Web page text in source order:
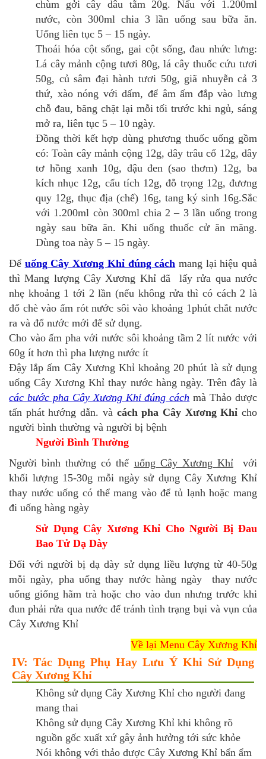
chùm gởi cây dâu tằm 20g. Nấu với 1.200ml
nước, còn 300ml chia 3 lần uống sau bữa ăn.
Uống liên tục 5 – 15 ngày.
Thoái hóa cột sống, gai cột sống, đau nhức lưng:
Lá cây mảnh cộng tươi 80g, lá cây thuốc cứu tươi
50g, củ sâm đại hành tươi 50g, giã nhuyễn cả 3
thứ, xào nóng với dấm, để âm ấm đắp vào lưng
chỗ đau, băng chặt lại mỗi tối trước khi ngủ, sáng
mở ra, liên tục 5 – 10 ngày.
Đồng thời kết hợp dùng phương thuốc uống gồm
có: Toàn cây mảnh cộng 12g, dây trâu cổ 12g, dây
tơ hồng xanh 10g, đậu đen (sao thơm) 12g, ba
kích nhục 12g, cẩu tích 12g, đỗ trọng 12g, đương
quy 12g, thục địa (chế) 16g, tang ký sinh 16g.Sắc
với 1.200ml còn 300ml chia 2 – 3 lần uống trong
ngày sau bữa ăn. Khi uống thuốc cử ăn măng.
Dùng toa này 5 – 15 ngày.
Để uống Cây Xương Khỉ đúng cách mang lại hiệu quả
thì Mang lượng Cây Xương Khỉ đã lấy rửa qua nước
nhẹ khoảng 1 tới 2 lần (nếu không rửa thì có cách 2 là
đổ chè vào ấm rót nước sôi vào khoảng 1phút chắt nước
ra và đổ nước mới để sử dụng.
Cho vào ấm pha với nước sôi khoảng tầm 2 lít nước với
60g ít hơn thì pha lượng nước ít
Đậy lắp ấm Cây Xương Khỉ khoảng 20 phút là sử dụng
uống Cây Xương Khỉ thay nước hàng ngày. Trên đây là
các bước pha Cây Xương Khỉ đúng cách mà Thảo dược
tấn phát hướng dẫn. và cách pha Cây Xương Khỉ cho
người bình thường và người bị bệnh
Người Bình Thường
Người bình thường có thể uống Cây Xương Khỉ với
khối lượng 15-30g mỗi ngày sử dụng Cây Xương Khỉ
thay nước uống có thể mang vào để tủ lạnh hoặc mang
đi uống hàng ngày
Sử Dụng Cây Xương Khỉ Cho Người Bị Đau
Bao Tử Dạ Dày
Đối với người bị dạ dày sử dụng liều lượng từ 40-50g
mỗi ngày, pha uống thay nước hàng ngày thay nước
uống giống hãm trà hoặc cho vào đun nhưng trước khi
đun phải rửa qua nước để tránh tình trạng bụi và vụn của
Cây Xương Khỉ
Về lại Menu Cây Xương Khỉ
IV: Tác Dụng Phụ Hay Lưu Ý Khi Sử Dụng
Cây Xương Khỉ
Không sử dụng Cây Xương Khỉ cho người đang
mang thai
Không sử dụng Cây Xương Khỉ khi không rõ
nguồn gốc xuất xứ gây ảnh hưởng tới sức khỏe
Nói không với thảo dược Cây Xương Khỉ bẩn ẩm